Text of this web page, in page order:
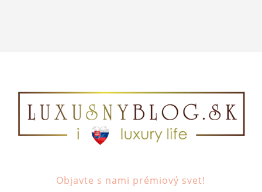
Objavte s nami prémiový svet!